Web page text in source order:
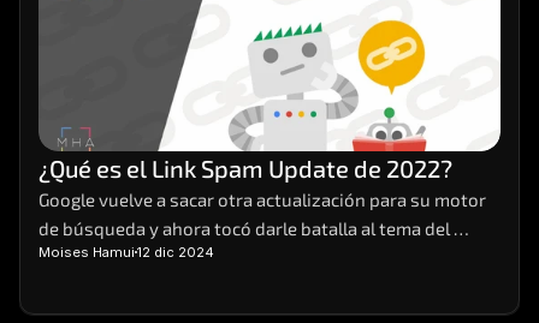
¿Qué es el Link Spam Update de 2022?
Google vuelve a sacar otra actualización para su motor
de búsqueda y ahora tocó darle batalla al tema del
spam. Así pues, salió a mediados de diciembre de este
Moises Hamui 12 dic 2024